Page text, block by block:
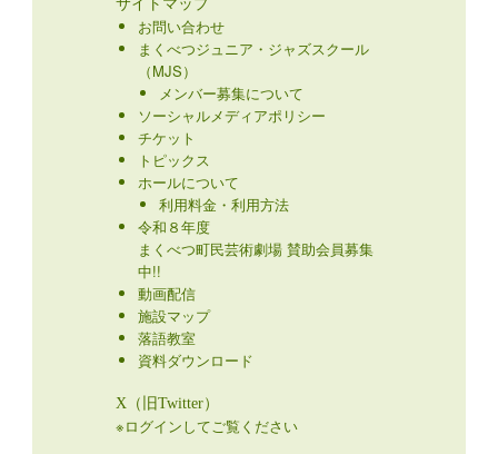
サイトマップ
お問い合わせ
まくべつジュニア・ジャズスクール
（MJS）
メンバー募集について
ソーシャルメディアポリシー
チケット
トピックス
ホールについて
利用料金・利用方法
令和８年度
まくべつ町民芸術劇場 賛助会員募集
中!!
動画配信
施設マップ
落語教室
資料ダウンロード
X（旧Twitter）
※ログインしてご覧ください